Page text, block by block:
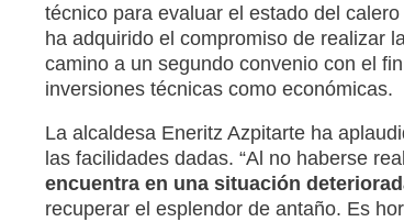
técnico para evaluar el estado del
ha adquirido el compromiso de realizar
camino a un segundo convenio con el
inversiones técnicas como económicas.
La alcaldesa Eneritz Azpitarte ha
las facilidades dadas. “Al no haberse
encuentra en una situación
recuperar el esplendor de antaño. Es